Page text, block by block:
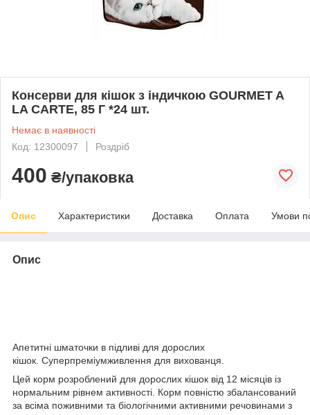
Консерви для кішок з індичкою GOURMET A
LA CARTE, 85 Г *24 шт.
Немає в наявності
Код: 12300097
Роздріб
400 ₴/упаковка
Опис Характеристики Доставка Оплата Умови
Опис
Апетитні шматочки в підливі для дорослих
кішок. Суперпреміумживлення для вихованця.
Цей корм розроблений для дорослих кішок від 12 місяців із
нормальним рівнем активності. Корм повністю збалансований
за всіма поживними та біологічними активними речовинами з